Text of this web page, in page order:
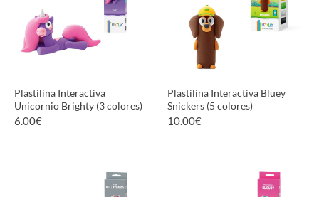
Plastilina Interactiva
Unicornio Brighty (3 colores)
6.00€
VER PRODUCTO
Plastilina Interactiva Bluey
Snickers (5 colores)
10.00€
VER PRODUCTO